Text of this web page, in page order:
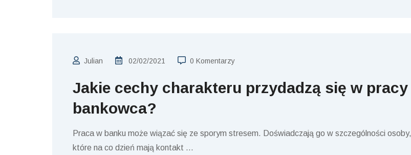
Julian 02/02/2021 0 Komentarzy
Jakie cechy charakteru przydadzą się w pracy
bankowca?
Praca w banku może wiązać się ze sporym stresem. Doświadczają go w szczególności osoby,
które na co dzień mają kontakt …